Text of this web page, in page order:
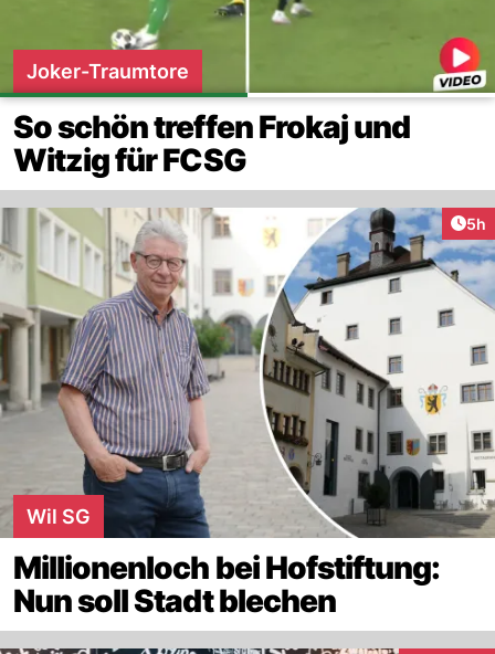
Joker-Traumtore
So schön treffen Frokaj und
Witzig für FCSG
5h
Wil SG
Millionenloch bei Hofstiftung:
Nun soll Stadt blechen